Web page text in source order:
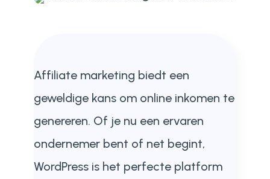
Affiliate marketing biedt een
geweldige kans om online inkomen te
genereren. Of je nu een ervaren
ondernemer bent of net begint,
WordPress is het perfecte platform